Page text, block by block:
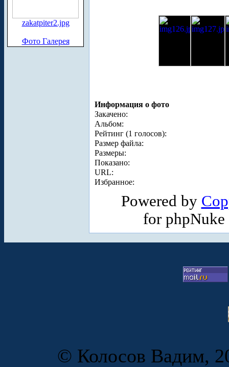
zakatpiter2.jpg
Фото Галерея
Информация о фото
Закачено:
Альбом:
Рейтинг (1 голосов):
Размер файла:
Размеры:
Показано:
URL:
Избранное:
Powered by
for
© Колосов Вадим,